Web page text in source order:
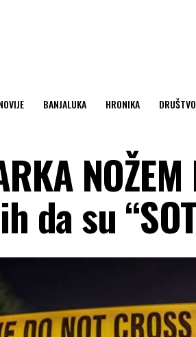
BANJALUKA HRONIKA DRUŠTVO
da su